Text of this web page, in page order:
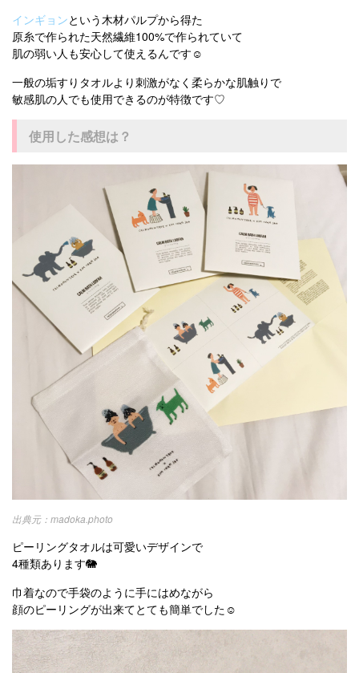
インギョンという木材パルプから得た
原糸で作られた天然繊維100%で作られていて
肌の弱い人も安心して使えるんです☺️
一般の垢すりタオルより刺激がなく柔らかな肌触りで
敏感肌の人でも使用できるのが特徴です♡
使用した感想は？
madoka.photo
ピーリングタオルは可愛いデザインで
4種類あります🐘
巾着なので手袋のように手にはめながら
顔のピーリングが出来てとても簡単でした☺️